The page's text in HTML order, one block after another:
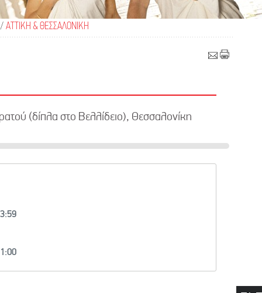
ΑΤΤΙΚΗ & ΘΕΣΣΑΛΟΝΙΚΗ
(δίπλα στο Βελλίδειο), Θεσσαλονίκη